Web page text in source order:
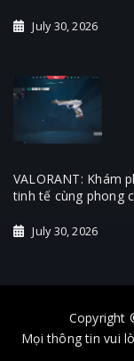
July 30, 2026
VALORANT: Khám
tinh tế cùng phong
July 30, 2026
Copyright
Mọi thông tin vui